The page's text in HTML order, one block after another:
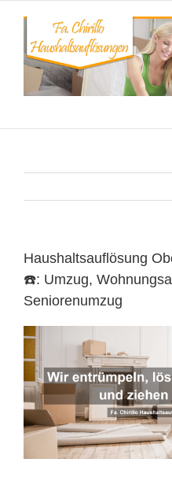
content
Haushaltsauflösung
☎️: Umzug,
Seniorenumzug